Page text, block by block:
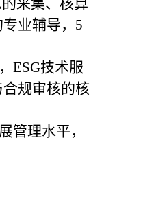
采集、核算
业辅导，5
ESG技术服
规审核的核
管理水平，